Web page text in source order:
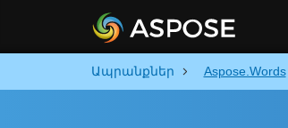
Ապրանքներ Aspose.Words